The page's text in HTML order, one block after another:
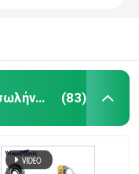
Πλαστική μηχανή εξωθητών σωλήνων (83)